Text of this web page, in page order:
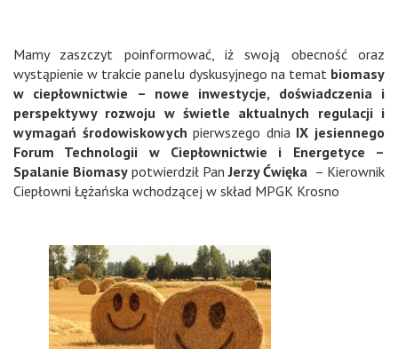
Mamy zaszczyt poinformować, iż swoją obecność oraz
wystąpienie w trakcie panelu dyskusyjnego na temat biomasy
w ciepłownictwie – nowe inwestycje, doświadczenia i
perspektywy rozwoju w świetle aktualnych regulacji i
wymagań środowiskowych pierwszego dnia IX jesiennego
Forum Technologii w Ciepłownictwie i Energetyce –
Spalanie Biomasy potwierdził PanJerzy Ćwięka – Kierownik
Ciepłowni Łężańska wchodzącej w skład MPGK Krosno